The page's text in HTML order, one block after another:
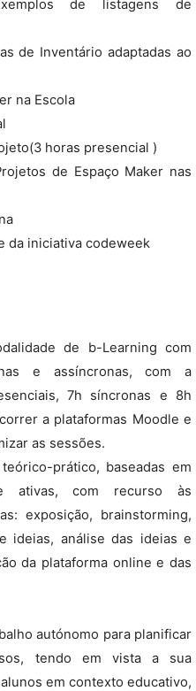
de listagens de
de Inventário adaptadas ao
na Escola
horas presencial )
de Espaço Maker nas
da iniciativa codeweek
de b-Learning com
e assíncronas, com a
7h síncronas e 8h
a plataformas Moodle e
as sessões.
prático, baseadas em
ativas, com recurso às
exposição, brainstorming,
ideias, análise das ideias e
da plataforma online e das
autónomo para planificar
tendo em vista a sua
em contexto educativo,